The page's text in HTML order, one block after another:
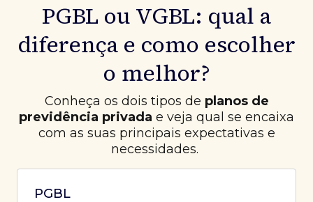
PGBL ou VGBL: qual a
diferença e como escolher
o melhor?
Conheça os dois tipos de planos de
previdência privada e veja qual se encaixa
com as suas principais expectativas e
necessidades.
PGBL